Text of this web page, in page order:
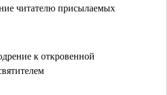
читателю присылаемых
к откровенной